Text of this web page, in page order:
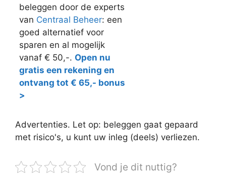
beleggen door de experts
van Centraal Beheer: een
goed alternatief voor
sparen en al mogelijk
vanaf € 50,-. Open nu
gratis een rekening en
ontvang tot € 65,- bonus
>
Advertenties. Let op: beleggen gaat gepaard
met risico's, u kunt uw inleg (deels) verliezen.
Vond je dit nuttig?